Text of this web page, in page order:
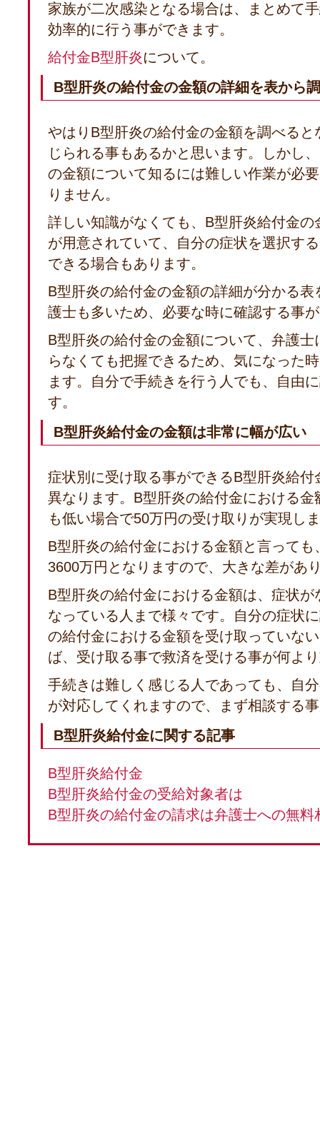
家族が二次感染となる場合は、まとめて
効率的に行う事ができます。
給付金B型肝炎について。
B型肝炎の給付金の金額の詳細を表から
やはりB型肝炎の給付金の金額を調べると
じられる事もあるかと思います。しかし
の金額について知るには難しい作業が必
りません。
詳しい知識がなくても、B型肝炎給付金の
が用意されていて、自分の症状を選択す
できる場合もあります。
B型肝炎の給付金の金額の詳細が分かる表
護士も多いため、必要な時に確認する事
B型肝炎の給付金の金額について、弁護士
らなくても把握できるため、気になった
ます。自分で手続きを行う人でも、自由
す。
B型肝炎給付金の金額は非常に幅が広い
症状別に受け取る事ができるB型肝炎給付
異なります。B型肝炎の給付金における金
も低い場合で50万円の受け取りが実現し
B型肝炎の給付金における金額と言っても
3600万円となりますので、大きな差があ
B型肝炎の給付金における金額は、症状が
なっている人まで様々です。自分の症状
の給付金における金額を受け取っていな
ば、受け取る事で救済を受ける事が何よ
手続きは難しく感じる人であっても、自
が対応してくれますので、まず相談する
B型肝炎給付金に関する記事
B型肝炎給付金
B型肝炎給付金の受給対象者は
B型肝炎の給付金の請求は弁護士への無料